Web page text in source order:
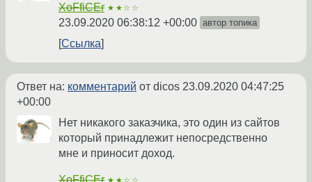
XoFfiCEr ★★☆☆
23.09.2020 06:38:12 +00:00 автор топика
Ссылка
Ответ на: комментарий от dicos 23.09.2020 04:47:25
+00:00
Нет никакого заказчика, это один из сайтов
который принадлежит непосредственно
мне и приносит доход.